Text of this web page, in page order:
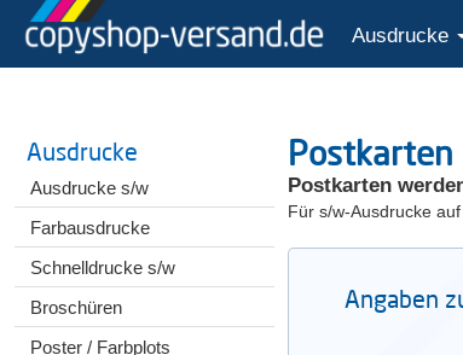
Ausdrucke
Ausdrucke
Ausdrucke s/w
Farbausdrucke
Schnelldrucke s/w
Broschüren
Poster / Farbplots
Postkarten
Postkarten
Für s/w-Ausdrucke
Angaben